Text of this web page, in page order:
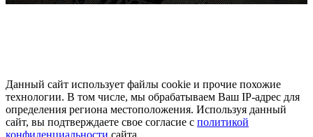
Скутер Racer Dragon Рейсер Дракон
77 280 руб.
Данный сайт использует файлы cookie и прочие похожие
технологии. В том числе, мы обрабатываем Ваш IP-адрес для
определения региона местоположения. Используя данный
сайт, вы подтверждаете свое согласие с политикой
конфиденциальности сайта.